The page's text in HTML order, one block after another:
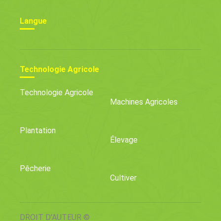
Langue
Technologie Agricole
Technologie Agricole
Machines Agricoles
Plantation
Élevage
Pêcherie
Cultiver
DROIT D'AUTEUR ©